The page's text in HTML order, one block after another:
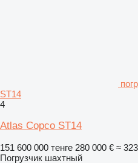
ST14
4
Atlas Copco ST14
151 600 000 тенге 280 000 € ≈
Погрузчик шахтный